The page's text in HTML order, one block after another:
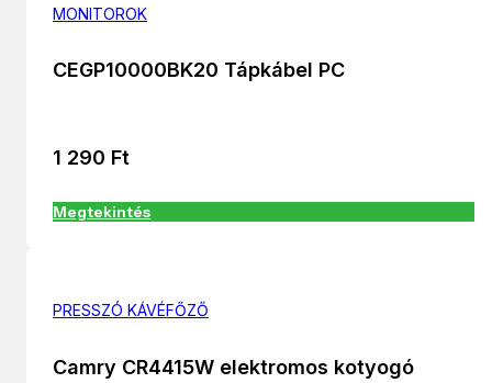
MONITOROK
CEGP10000BK20 Tápkábel PC
1 290 Ft
Megtekintés
PRESSZÓ KÁVÉFŐZŐ
Camry CR4415W elektromos kotyogó